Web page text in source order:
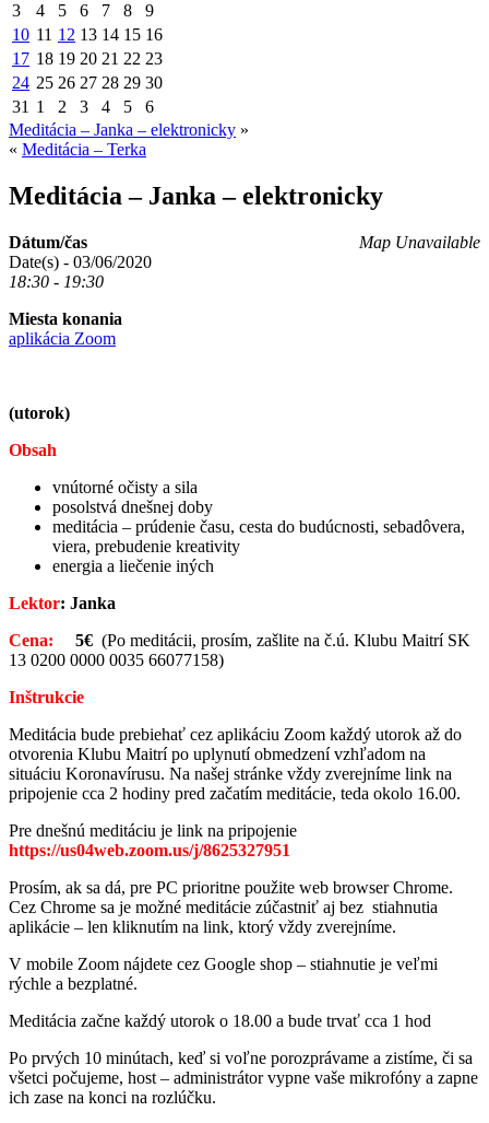
3
4 5 6 7 8
9
10 11 12 13 14 15 16
17 18 19 20 21 22 23
24 25 26 27 28 29 30
31 1 2 3 4 5
6
Meditácia – Janka – elektronicky »
« Meditácia – Terka
Meditácia – Janka – elektronicky
Map Unavailable
Dátum/čas
Date(s) - 03/06/2020
18:30 - 19:30
Miesta konania
aplikácia Zoom
(utorok)
Obsah
vnútorné očisty a sila
posolstvá dnešnej doby
meditácia – prúdenie času, cesta do budúcnosti, sebadôvera,
viera, prebudenie kreativity
energia a liečenie iných
Lektor: Janka
Cena: 5€ (Po meditácii, prosím, zašlite na č.ú. Klubu Maitrí SK
13 0200 0000 0035 66077158)
Inštrukcie
Meditácia bude prebiehať cez aplikáciu Zoom každý utorok až do
otvorenia Klubu Maitrí po uplynutí obmedzení vzhľadom na
situáciu Koronavírusu. Na našej stránke vždy zverejníme link na
pripojenie cca 2 hodiny pred začatím meditácie, teda okolo 16.00.
Pre dnešnú meditáciu je link na pripojenie
https://us04web.zoom.us/j/8625327951
Prosím, ak sa dá, pre PC prioritne použite web browser Chrome.
Cez Chrome sa je možné meditácie zúčastniť aj bez stiahnutia
aplikácie – len kliknutím na link, ktorý vždy zverejníme.
V mobile Zoom nájdete cez Google shop – stiahnutie je veľmi
rýchle a bezplatné.
Meditácia začne každý utorok o 18.00 a bude trvať cca 1 hod
Po prvých 10 minútach, keď si voľne porozprávame a zistíme, či sa
všetci počujeme, host – administrátor vypne vaše mikrofóny a zapne
ich zase na konci na rozlúčku.